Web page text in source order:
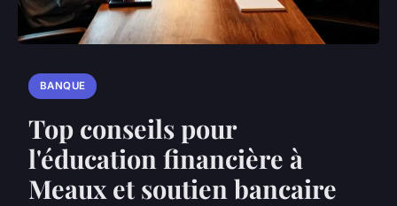
BANQUE
Top conseils pour
l'éducation financière à
Meaux et soutien bancaire